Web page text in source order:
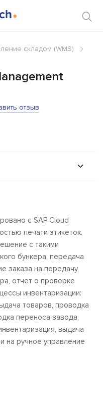
складом (WMS)
отзыв
с SAP Cloud
печати этикеток.
с такими
бункера, передача
заказа на передачу,
отчет о проверке
инвентаризации:
товаров, проводка
переноса завода,
выдача
на ручное управление